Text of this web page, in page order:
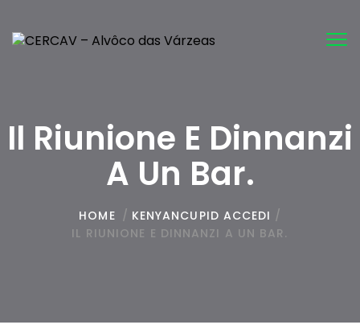
Il Riunione E Dinnanzi
A Un Bar.
HOME / KENYANCUPID ACCEDI /
IL RIUNIONE E DINNANZI A UN BAR.